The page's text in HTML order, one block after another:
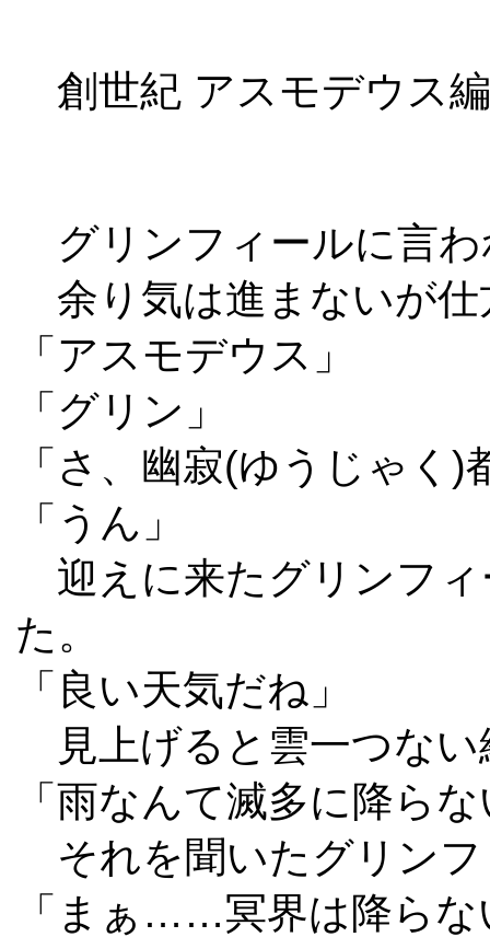
創世紀 アスモデウス
グリンフィールに言
余り気は進まないが仕
「アスモデウス」
「グリン」
「さ、幽寂(ゆうじゃく
「うん」
迎えに来たグリンフィ
た。
「良い天気だね」
見上げると雲一つない
「雨なんて滅多に降ら
それを聞いたグリン
「まぁ……冥界は降らな